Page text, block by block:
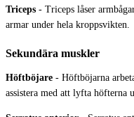
Triceps - Triceps låser
armar under hela kroppsvikten.
Sekundära muskler
Höftböjare - Höftböjarna
assistera med att lyfta höfterna